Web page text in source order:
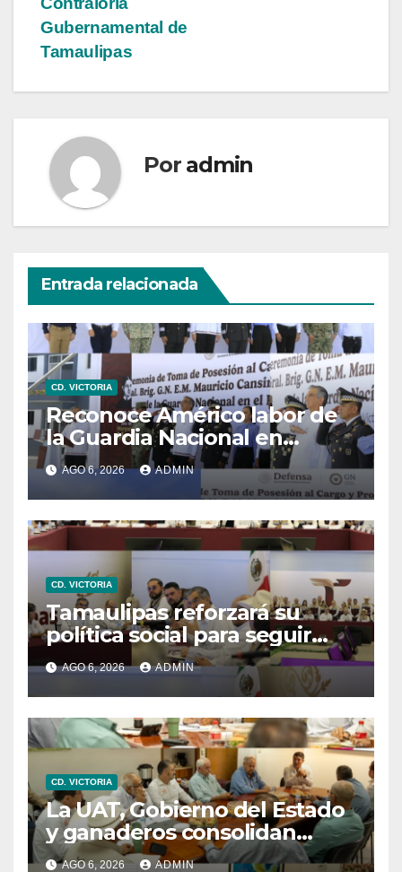
Gubernamental de
Tamaulipas
Por admin
Entrada relacionada
CD. VICTORIA
Reconoce Américo labor de
la Guardia Nacional en
Tamaulipas; atestigua
llegada del nuevo
coordinador estatal
AGO 6, 2026 ADMIN
CD. VICTORIA
Tamaulipas reforzará su
política social para seguir
reduciendo niveles de
pobreza extrema: Américo
AGO 6, 2026 ADMIN
CD. VICTORIA
La UAT, Gobierno del Estado
y ganaderos consolidan
proyecto “Carne Tam”
AGO 6, 2026 ADMIN